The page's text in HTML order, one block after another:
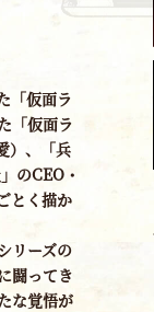
「仮面ラ
「仮面ラ
）、「兵
のCEO・
とく描か
リーズの
闘ってき
な覚悟が